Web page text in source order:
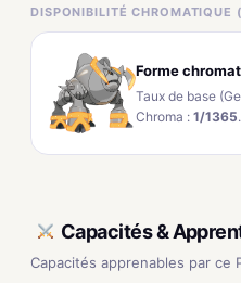
DISPONIBILITÉ CHROMATIQUE
Forme
Taux de base
Chroma : 1/1365
Capacités &
Capacités apprenables par ce